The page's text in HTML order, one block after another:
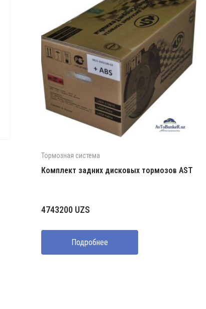
Тормозная система
Комплект задних дисковых тормозов AST
4743200 UZS
Подробнее